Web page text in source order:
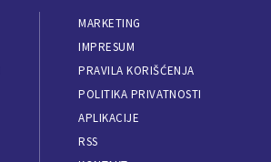
MARKETING
IMPRESUM
PRAVILA KORIŠĆENJA
POLITIKA PRIVATNOSTI
APLIKACIJE
RSS